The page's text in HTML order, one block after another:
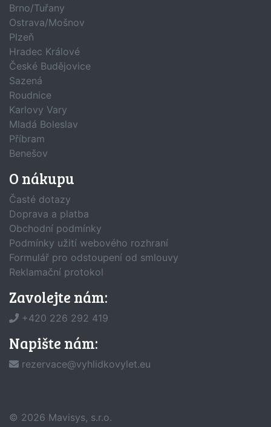
Brno/Tuřany
Ostrava/Mošnov
Plzeň
Hradec Králové
České Budějovice
Sazená
Roudnice
Karlovy Vary
Mladá Boleslav
Příbram
Benešov
O nákupu
Časté dotazy
Doprava a platba
Obchodní podmínky
Podmínky užití webového rozhraní
Formulář pro odstoupení od smlouvy
Reklamační protokol
Zavolejte nám:
+420 226 292 419
Napište nám:
rezervace@vyhlidkovylet.eu
© 2026 Mavisys, s.r.o.